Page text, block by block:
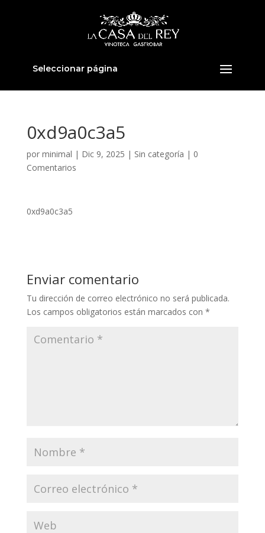
Seleccionar página
0xd9a0c3a5
por minimal | Dic 9, 2025 | Sin categoría | 0
Comentarios
0xd9a0c3a5
Enviar comentario
Tu dirección de correo electrónico no será publicada.
Los campos obligatorios están marcados con *